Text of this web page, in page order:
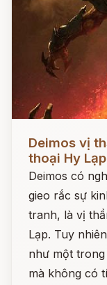
Deimos vị
thoại Hy Lạp
Deimos có
gieo rắc sự
tranh, là vị
Lạp. Tuy
như một
mà không có